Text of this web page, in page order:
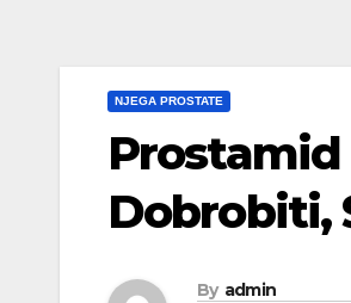
NJEGA PROSTATE
Prostamid
Dobrobiti,
By admin